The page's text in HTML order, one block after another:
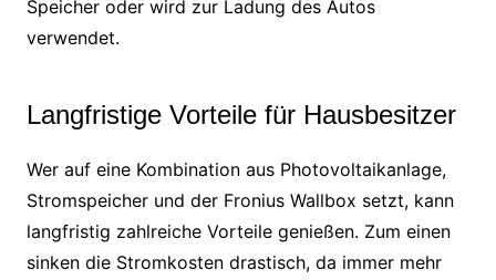
Speicher oder wird zur Ladung des Autos
verwendet.
Langfristige Vorteile für Hausbesitzer
Wer auf eine Kombination aus Photovoltaikanlage,
Stromspeicher und der Fronius Wallbox setzt, kann
langfristig zahlreiche Vorteile genießen. Zum einen
sinken die Stromkosten drastisch, da immer mehr